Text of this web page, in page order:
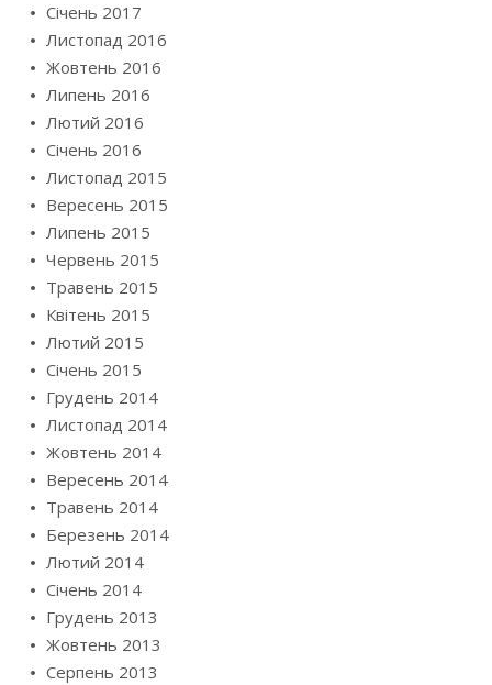
Січень 2017
Листопад 2016
Жовтень 2016
Липень 2016
Лютий 2016
Січень 2016
Листопад 2015
Вересень 2015
Липень 2015
Червень 2015
Травень 2015
Квітень 2015
Лютий 2015
Січень 2015
Грудень 2014
Листопад 2014
Жовтень 2014
Вересень 2014
Травень 2014
Березень 2014
Лютий 2014
Січень 2014
Грудень 2013
Жовтень 2013
Серпень 2013